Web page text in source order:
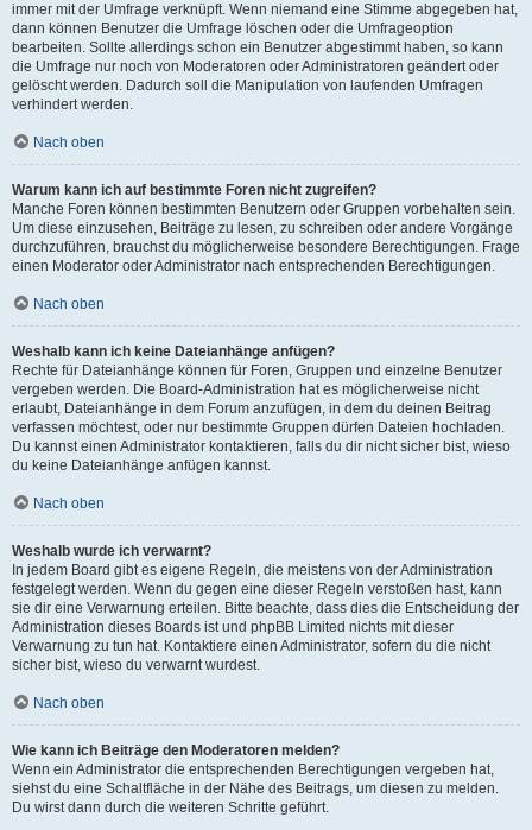
immer mit der Umfrage verknüpft. Wenn niemand eine Stimme abgegeben hat,
dann können Benutzer die Umfrage löschen oder die Umfrageoption
bearbeiten. Sollte allerdings schon ein Benutzer abgestimmt haben, so kann
die Umfrage nur noch von Moderatoren oder Administratoren geändert oder
gelöscht werden. Dadurch soll die Manipulation von laufenden Umfragen
verhindert werden.
Nach oben
Warum kann ich auf bestimmte Foren nicht zugreifen?
Manche Foren können bestimmten Benutzern oder Gruppen vorbehalten sein.
Um diese einzusehen, Beiträge zu lesen, zu schreiben oder andere Vorgänge
durchzuführen, brauchst du möglicherweise besondere Berechtigungen. Frage
einen Moderator oder Administrator nach entsprechenden Berechtigungen.
Nach oben
Weshalb kann ich keine Dateianhänge anfügen?
Rechte für Dateianhänge können für Foren, Gruppen und einzelne Benutzer
vergeben werden. Die Board-Administration hat es möglicherweise nicht
erlaubt, Dateianhänge in dem Forum anzufügen, in dem du deinen Beitrag
verfassen möchtest, oder nur bestimmte Gruppen dürfen Dateien hochladen.
Du kannst einen Administrator kontaktieren, falls du dir nicht sicher bist, wieso
du keine Dateianhänge anfügen kannst.
Nach oben
Weshalb wurde ich verwarnt?
In jedem Board gibt es eigene Regeln, die meistens von der Administration
festgelegt werden. Wenn du gegen eine dieser Regeln verstoßen hast, kann
sie dir eine Verwarnung erteilen. Bitte beachte, dass dies die Entscheidung der
Administration dieses Boards ist und phpBB Limited nichts mit dieser
Verwarnung zu tun hat. Kontaktiere einen Administrator, sofern du die nicht
sicher bist, wieso du verwarnt wurdest.
Nach oben
Wie kann ich Beiträge den Moderatoren melden?
Wenn ein Administrator die entsprechenden Berechtigungen vergeben hat,
siehst du eine Schaltfläche in der Nähe des Beitrags, um diesen zu melden.
Du wirst dann durch die weiteren Schritte geführt.